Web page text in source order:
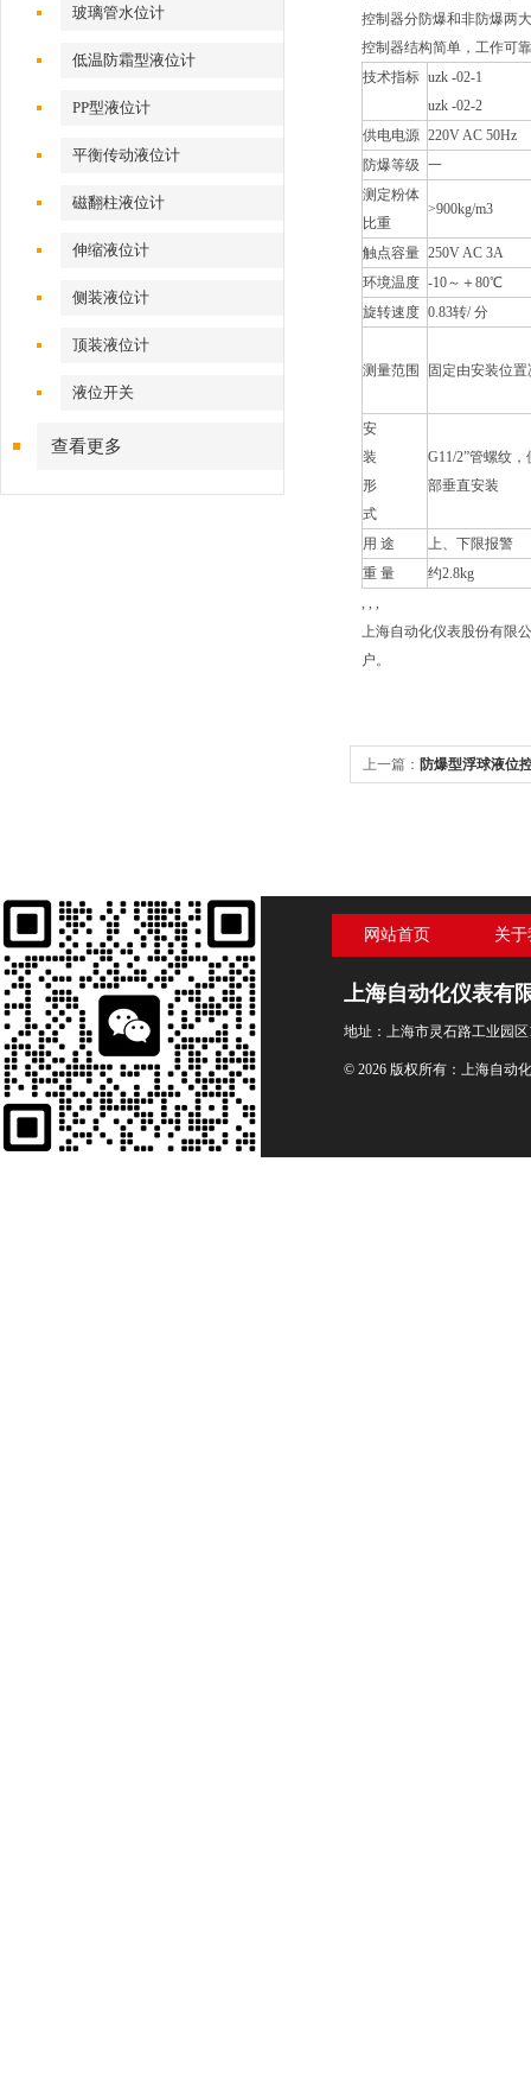
玻璃管水位计
低温防霜型液位计
PP型液位计
平衡传动液位计
磁翻柱液位计
伸缩液位计
侧装液位计
顶装液位计
液位开关
查看更多
控制器分防爆和非防爆两
控制器结构简单，工作可
技术指标 uzk -02-1
uzk -02-2
供电电源 220V AC 50Hz
防爆等级 一
测定粉体
比重
>900kg/m3
触点容量 250V AC 3A
环境温度 -10～＋80℃
旋转速度 0.83转/ 分
测量范围 固定由安装位置
安
装
形
式
G11/2”管螺纹
部垂直安装
用 途
上、下限报警
重 量
约2.8kg
, , ,
上海自动化仪表股份有限
户。
上一篇： 防爆型浮球液位
网站首页 关
上海自动化仪表有
地址：上海市灵石路工业园区
© 2026 版权所有：上海自动